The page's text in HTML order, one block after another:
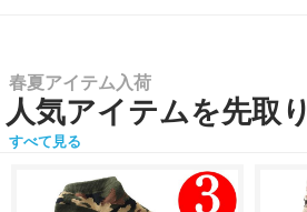
春夏アイテム入荷
人気アイテムを先取り
すべて見る